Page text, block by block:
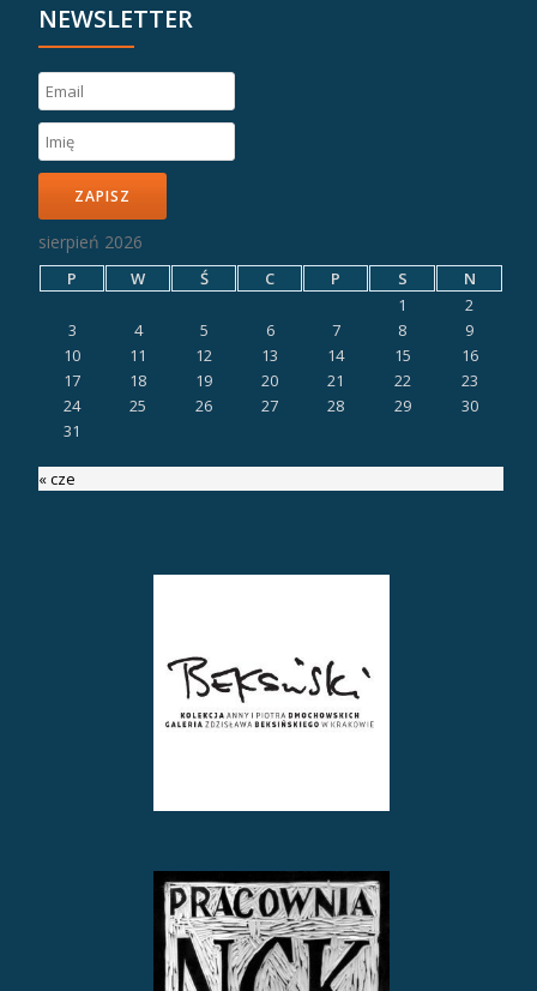
NEWSLETTER
ZAPISZ
sierpień 2026
P W Ś C P S
N
1
2
3
4 5 6 7 8
9
10
11 12 13 14 15
16
17
18 19 20 21 22
23
24
25 26 27 28 29
30
31
« cze